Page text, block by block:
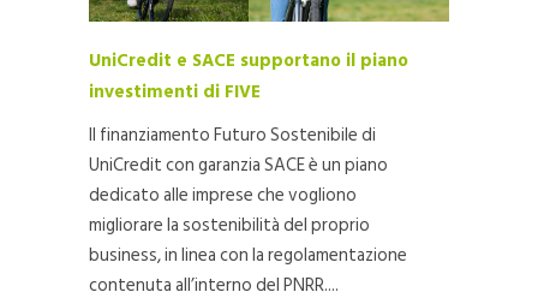
UniCredit e SACE supportano il piano
investimenti di FIVE
Il finanziamento Futuro Sostenibile di
UniCredit con garanzia SACE è un piano
dedicato alle imprese che vogliono
migliorare la sostenibilità del proprio
business, in linea con la regolamentazione
contenuta all’interno del PNRR....